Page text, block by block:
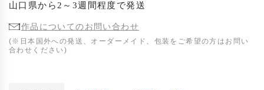
山口県から 2～3週間程度で発送
作品についてのお問い合わせ
(※日本国外への発送、オーダーメイド、包装をご希望の方はお問い
合わせください)